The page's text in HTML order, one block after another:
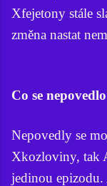
Xfejetony stále
změna nastat
Co se
Nepovedly se
Xkozloviny, tak
jedinou epizodu.